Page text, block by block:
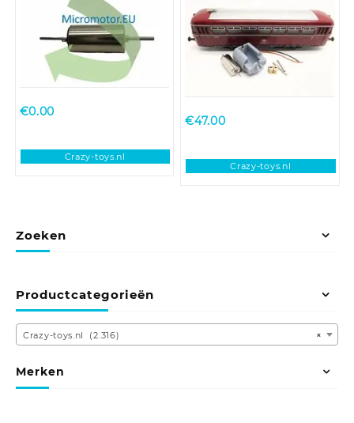
€0.00
Crazy-toys.nl
€47.00
Crazy-toys.nl
Zoeken
Productcategorieën
×
Crazy-toys.nl (2.316)
Merken